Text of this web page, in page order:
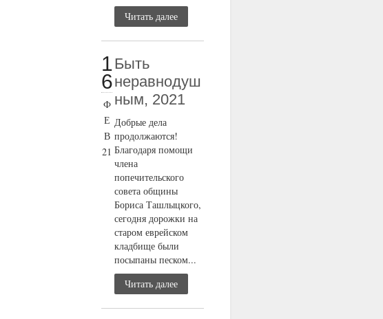
Читать далее
1
6
Ф
Е
В
21
Быть
неравнодуш
ным, 2021
Добрые дела
продолжаются!
Благодаря помощи
члена
попечительского
совета общины
Бориса Ташлыцкого,
сегодня дорожки на
старом еврейском
кладбище были
посыпаны песком...
Читать далее